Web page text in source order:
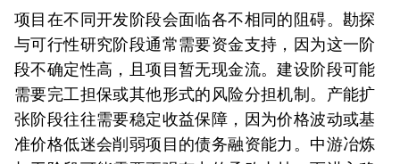
项目在不同开发阶段会面临各不相同的阻碍。勘探
与可行性研究阶段通常需要资金支持，因为这一阶
段不确定性高，且项目暂无现金流。建设阶段可能
需要完工担保或其他形式的风险分担机制。产能扩
张阶段往往需要稳定收益保障，因为价格波动或基
准价格低迷会削弱项目的债务融资能力。中游冶炼